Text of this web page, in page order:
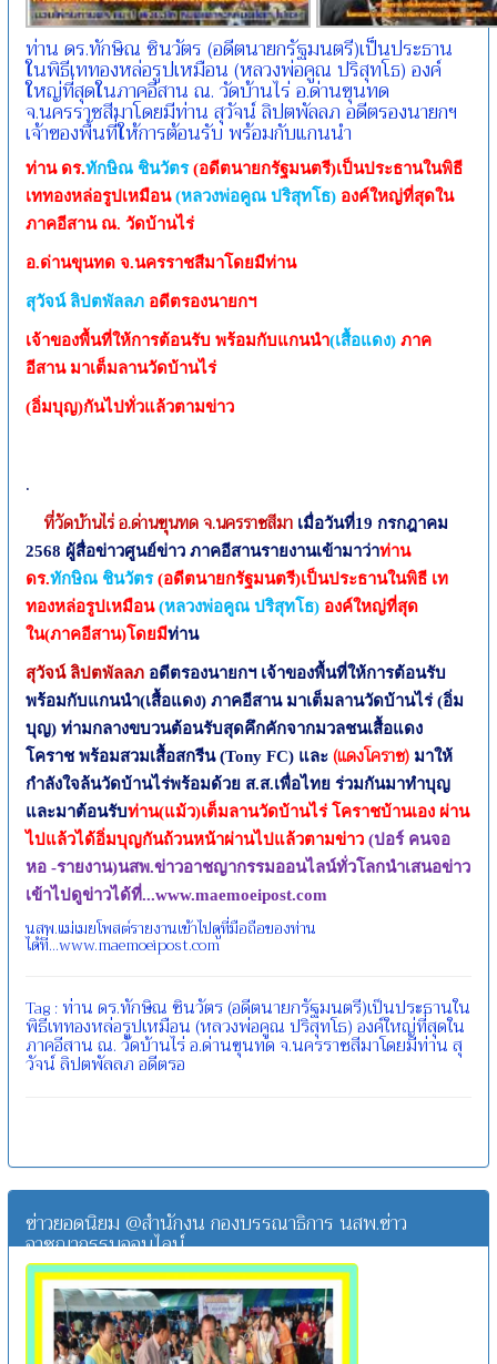
ท่าน ดร.ทักษิณ ชินวัตร (อดีตนายกรัฐมนตรี)เป็นประธาน
ในพิธีเททองหล่อรูปเหมือน (หลวงพ่อคูณ ปริสุทโธ) องค์
ใหญ่ที่สุดในภาคอีสาน ณ. วัดบ้านไร่ อ.ด่านขุนทด
จ.นครราชสีมาโดยมีท่าน สุวัจน์ ลิปตพัลลภ อดีตรองนายกฯ
เจ้าของพื้นที่ให้การต้อนรับ พร้อมกับแกนนำ
ท่าน ดร.ทักษิณ ชินวัตร(อดีตนายกรัฐมนตรี)เป็นประธานในพิธี
เททองหล่อรูปเหมือน(หลวงพ่อคูณ ปริสุทโธ) องค์ใหญ่ที่สุดใน
ภาคอีสานณ. วัดบ้านไร่
อ.ด่านขุนทด จ.นครราชสีมาโดยมีท่าน
สุวัจน์ ลิปตพัลลภ อดีตรองนายกฯ
เจ้าของพื้นที่ให้การต้อนรับ พร้อมกับแกนนำ(เสื้อแดง)ภาค
อีสาน มาเต็มลานวัดบ้านไร่
(อิ่มบุญ)กันไปทั่วแล้วตามข่าว
.
ที่วัดบ้านไร่ อ.ด่านขุนทด จ.นครราชสีมา เมื่อวันที่19 กรกฎาคม
2568 ผู้สื่อข่าวศูนย์ข่าว ภาคอีสานรายงานเข้ามาว่าท่าน
ดร.ทักษิณ ชินวัตร(อดีตนายกรัฐมนตรี)เป็นประธานในพิธี เท
ทองหล่อรูปเหมือน(หลวงพ่อคูณ ปริสุทโธ) องค์ใหญ่ที่สุด
ใน(ภาคอีสาน)โดยมีท่าน
สุวัจน์ ลิปตพัลลภ อดีตรองนายกฯ เจ้าของพื้นที่ให้การต้อนรับ
พร้อมกับแกนนำ(เสื้อแดง) ภาคอีสาน มาเต็มลานวัดบ้านไร่ (อิ่ม
บุญ) ท่ามกลางขบวนต้อนรับสุดคึกคักจากมวลชนเสื้อแดง
โคราช พร้อมสวมเสื้อสกรีน (Tony FC) และ (แดงโคราช) มาให้
กำลังใจล้นวัดบ้านไร่พร้อมด้วย ส.ส.เพื่อไทย ร่วมกันมาทำบุญ
และมาต้อนรับท่าน(แม้ว)เต็มลานวัดบ้านไร่ โคราชบ้านเอง ผ่าน
ไปแล้วได้อิ่มบุญกันถ้วนหน้าผ่านไปแล้วตามข่าว (ปอร์ คนจอ
หอ -รายงาน)นสพ.ข่าวอาชญากรรมออนไลน์ทั่วโลกนำเสนอข่าว
เข้าไปดูข่าวได้ที่...www.maemoeipost.com
นสพ.แม่เมยโพสต์รายงานเข้าไปดูที่มือถือของท่าน
ได้ที่...www.maemoeipost.com
Tag :ท่านดร.ทักษิณชินวัตร(อดีตนายกรัฐมนตรี)เป็นประธานใน
พิธีเททองหล่อรูปเหมือน(หลวงพ่อคูณปริสุทโธ)องค์ใหญ่ที่สุดใน
ภาคอีสานณ.วัดบ้านไร่อ.ด่านขุนทดจ.นครราชสีมาโดยมีท่านสุ
วัจน์ลิปตพัลลภอดีตรอ
ข่าวยอดนิยม @สำนักงน กองบรรณาธิการ นสพ.ข่าว
อาชญากรรมออนไลน์